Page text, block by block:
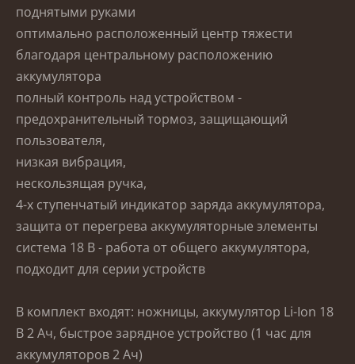
поднятыми руками
оптимально расположенный центр тяжести
благодаря центральному расположению
аккумулятора
полный контроль над устройством -
предохранительный тормоз, защищающий
пользователя,
низкая вибрация,
нескользящая ручка,
4-х ступенчатый индикатор заряда аккумулятора,
защита от перегрева аккумуляторные элементы
система 18 В - работа от общего аккумулятора,
подходит для серии устройств
В комплект входят: ножницы, аккумулятор Li-Ion 18
В 2 Ач, быстрое зарядное устройство (1 час для
аккумуляторов 2 Ач)